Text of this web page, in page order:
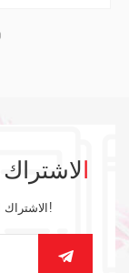
الاشتراك الشهرية النهوض والخروج منتج آخر الأخبار!